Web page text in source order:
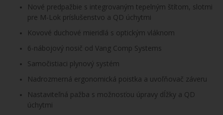
Nové predpažbie s integrovaným tepelným štítom, slotmi
pre M-Lok príslušenstvo a QD úchytmi
Kovové duchové mieridlá s optickým vláknom
6-nábojový nosič od Vang Comp Systems
Samočistiaci plynový systém
Nadrozmerná ergonomická poistka a uvoľňovač záveru
Nastaviteľná pažba s možnosťou úpravy dĺžky a QD
úchytmi